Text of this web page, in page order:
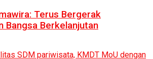
Terus Bergerak
Bangsa Berkelanjutan